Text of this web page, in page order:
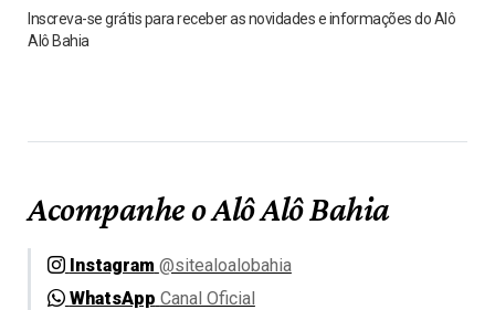
Inscreva-se grátis para receber as novidades e informações do Alô
Alô Bahia
Acompanhe o Alô Alô Bahia
Instagram @sitealoalobahia
WhatsApp Canal Oficial